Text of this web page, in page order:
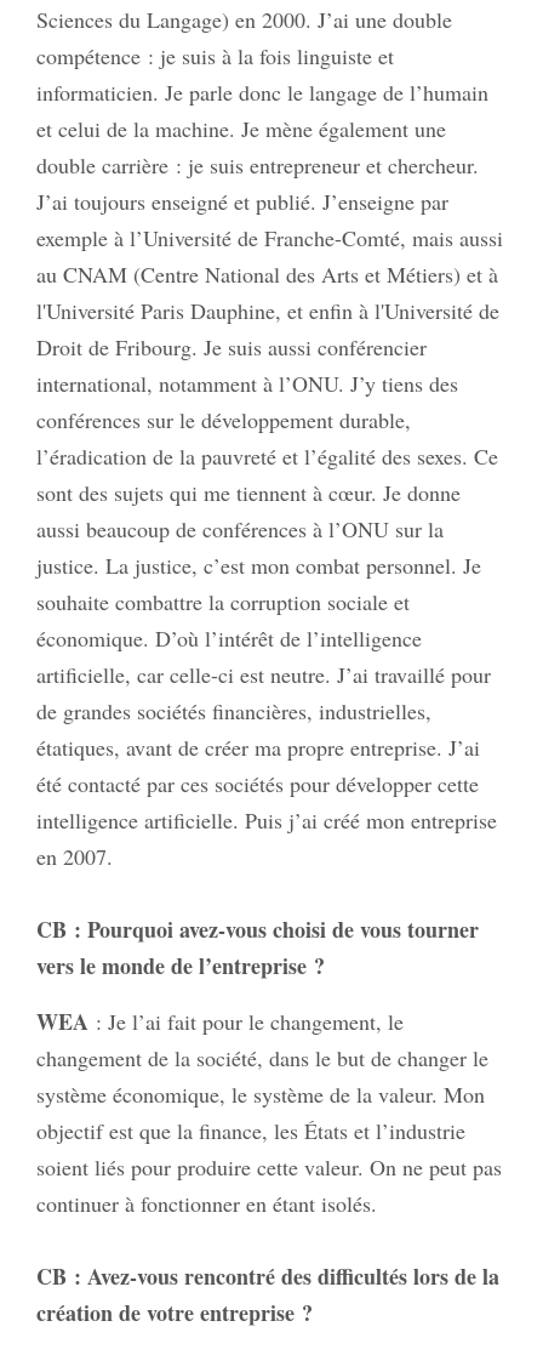
Sciences du Langage) en 2000. J’ai une double
compétence : je suis à la fois linguiste et
informaticien. Je parle donc le langage de l’humain
et celui de la machine. Je mène également une
double carrière : je suis entrepreneur et chercheur.
J’ai toujours enseigné et publié. J’enseigne par
exemple à l’Université de Franche-Comté, mais aussi
au CNAM (Centre National des Arts et Métiers) et à
l'Université Paris Dauphine, et enfin à l'Université de
Droit de Fribourg. Je suis aussi conférencier
international, notamment à l’ONU. J’y tiens des
conférences sur le développement durable,
l’éradication de la pauvreté et l’égalité des sexes. Ce
sont des sujets qui me tiennent à cœur. Je donne
aussi beaucoup de conférences à l’ONU sur la
justice. La justice, c’est mon combat personnel. Je
souhaite combattre la corruption sociale et
économique. D’où l’intérêt de l’intelligence
artificielle, car celle-ci est neutre. J’ai travaillé pour
de grandes sociétés financières, industrielles,
étatiques, avant de créer ma propre entreprise. J’ai
été contacté par ces sociétés pour développer cette
intelligence artificielle. Puis j’ai créé mon entreprise
en 2007.
CB : Pourquoi avez-vous choisi de vous tourner
vers le monde de l’entreprise ?
WEA : Je l’ai fait pour le changement, le
changement de la société, dans le but de changer le
système économique, le système de la valeur. Mon
objectif est que la finance, les États et l’industrie
soient liés pour produire cette valeur. On ne peut pas
continuer à fonctionner en étant isolés.
CB : Avez-vous rencontré des difficultés lors de la
création de votre entreprise ?